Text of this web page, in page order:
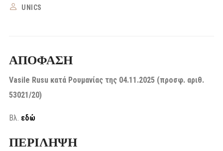
UNICS
ΑΠΟΦΑΣΗ
Vasile Rusu κατά Ρουμανίας της 04.11.2025 (προσφ. αριθ.
53021/20)
Βλ. εδώ
ΠΕΡΙΛΗΨΗ